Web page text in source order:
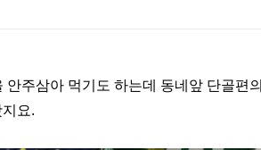
주삼아 먹기도 하는데 동네앞 단골편의
요.